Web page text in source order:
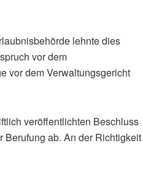
lehnte dies
vor dem
vor dem Verwaltungsgericht
veröffentlichten Beschluss
Berufung ab. An der Richtigkeit